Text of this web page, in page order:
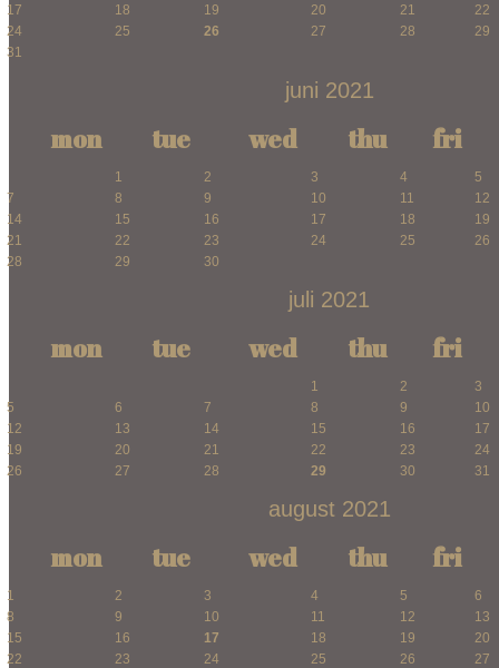
17 18 19 20 21
22
24
25 26 27 28
29
31
juni 2021
mon tue wed thu fri
1 2 3 4
5
7
8 9 10 11
12
14
15 16 17 18
19
21
22 23 24 25
26
28
29 30
juli 2021
mon tue wed thu fri
1 2
3
5
6 7 8 9
10
12
13 14 15 16
17
19
20 21 22 23
24
26
27 28 29 30 31
august 2021
mon tue wed thu fri
1 2 3 4 5
6
8
9 10 11 12
13
15
16 17 18 19
20
22
23 24 25 26
27